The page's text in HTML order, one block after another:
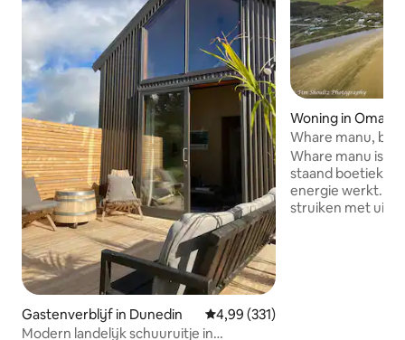
Gastenverblijf in Dunedin Gemiddelde beoordeling van
4,99 (331)
Modern landelijk schuuruitje in
Woning in Omaui
Whare manu,
Whare manu is
staand
energie werkt.
struiken met